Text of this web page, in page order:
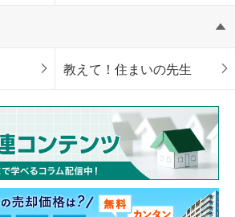
教えて！住まいの先生